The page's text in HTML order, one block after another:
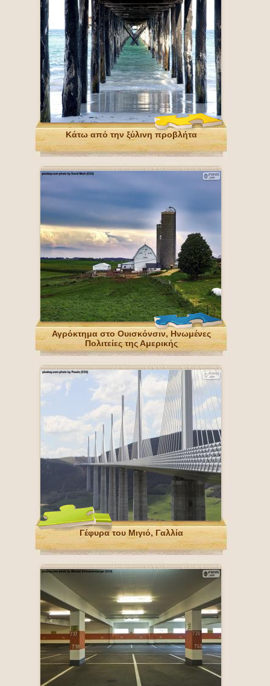
Κάτω από την ξύλινη προβλήτα
Αγρόκτημα στο Ουισκόνσιν, Ηνωμένες
Πολιτείες της Αμερικής
Γέφυρα του Μιγιό, Γαλλία